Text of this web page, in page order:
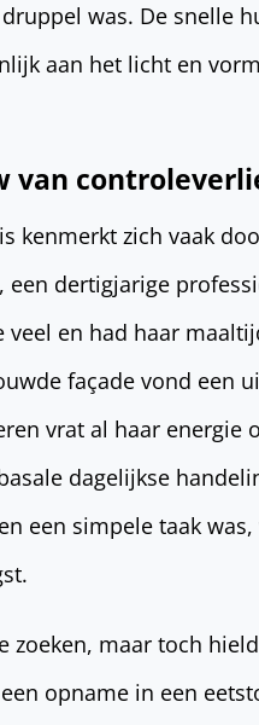
was. De snelle
aan het licht en
van
kenmerkt zich vaak
een dertigjarige
veel en had haar
façade vond een
vrat al haar energie
dagelijkse
een simpele taak
zoeken, maar toch
opname in een